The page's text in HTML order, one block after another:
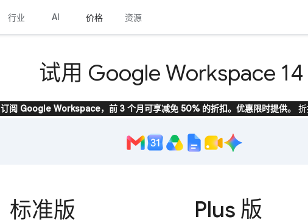
行业 AI 价格 资源
试用 Google Workspace 14
订阅 Google Workspace，前 3 个月可享减免 50% 的折扣。优惠限时提供。
标准版 Plus 版